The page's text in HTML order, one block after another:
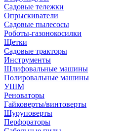
Садовые тележки
Опрыскиватели
Садовые пылесосы
Роботы-газонокосилки
Щетки
Садовые тракторы
Инструменты
Шлифовальные машины
Полировальные машины
УШМ
Реноваторы
Гайковерты/винтоверты
Шуруповерты
Перфораторы